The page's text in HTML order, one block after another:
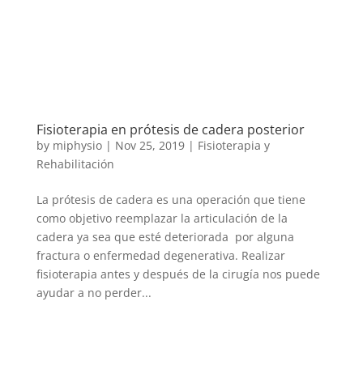
Fisioterapia en prótesis de cadera posterior
by miphysio| Nov 25, 2019| Fisioterapia y
Rehabilitación
La prótesis de cadera es una operación que tiene
como objetivo reemplazar la articulación de la
cadera ya sea que esté deteriorada por alguna
fractura o enfermedad degenerativa. Realizar
fisioterapia antes y después de la cirugía nos puede
ayudar a no perder...